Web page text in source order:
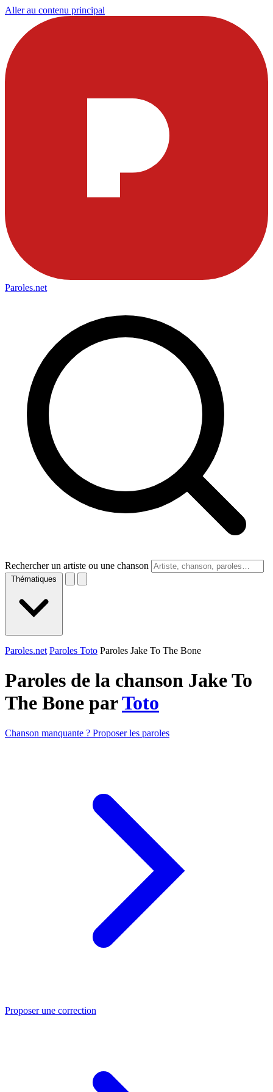
Aller au contenu principal
Paroles.net
Rechercher un artiste ou une chanson
Thématiques
Paroles.net Paroles Toto Paroles Jake To The Bone
Paroles de la chanson Jake To
The Bone parToto
Chanson manquante ? Proposer les paroles
Proposer une correction